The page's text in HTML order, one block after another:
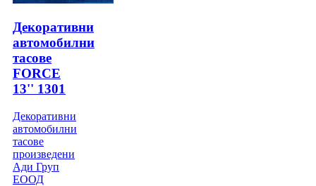
Декоративни
автомобилни
тасове
FORCE
13'' 1301
Декоративни
автомобилни
тасове
произведени
Ади Груп
ЕООД